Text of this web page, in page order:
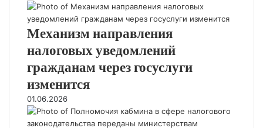
а
я
Механизм направления
налоговых уведомлений
гражданам через госуслуги
изменится
01.06.2026